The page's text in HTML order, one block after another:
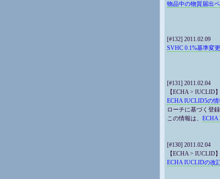
物品中の物質届出
[#132] 2011.02.09
SVHC 0.1%基準変
[#131] 2011.02.04
【ECHA > IUCLID
ECHA IUCLID5の
ローチに基づく登
この情報は、 ECHA
[#130] 2011.02.04
【ECHA > IUCLID
ECHA IUCLIDの改